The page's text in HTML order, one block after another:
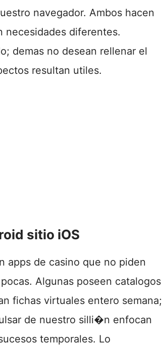
navegador. Ambos hacen
necesidades diferentes.
demas no desean rellenar el
resultan utiles.
sitio iOS
apps de casino que no piden
Algunas poseen catalogos
fichas virtuales entero semana;
de nuestro silli�n enfocan
temporales. Lo